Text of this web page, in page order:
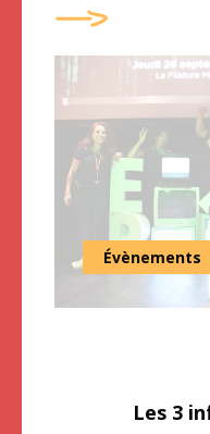
Source : Facebook
Évènements
Les 3